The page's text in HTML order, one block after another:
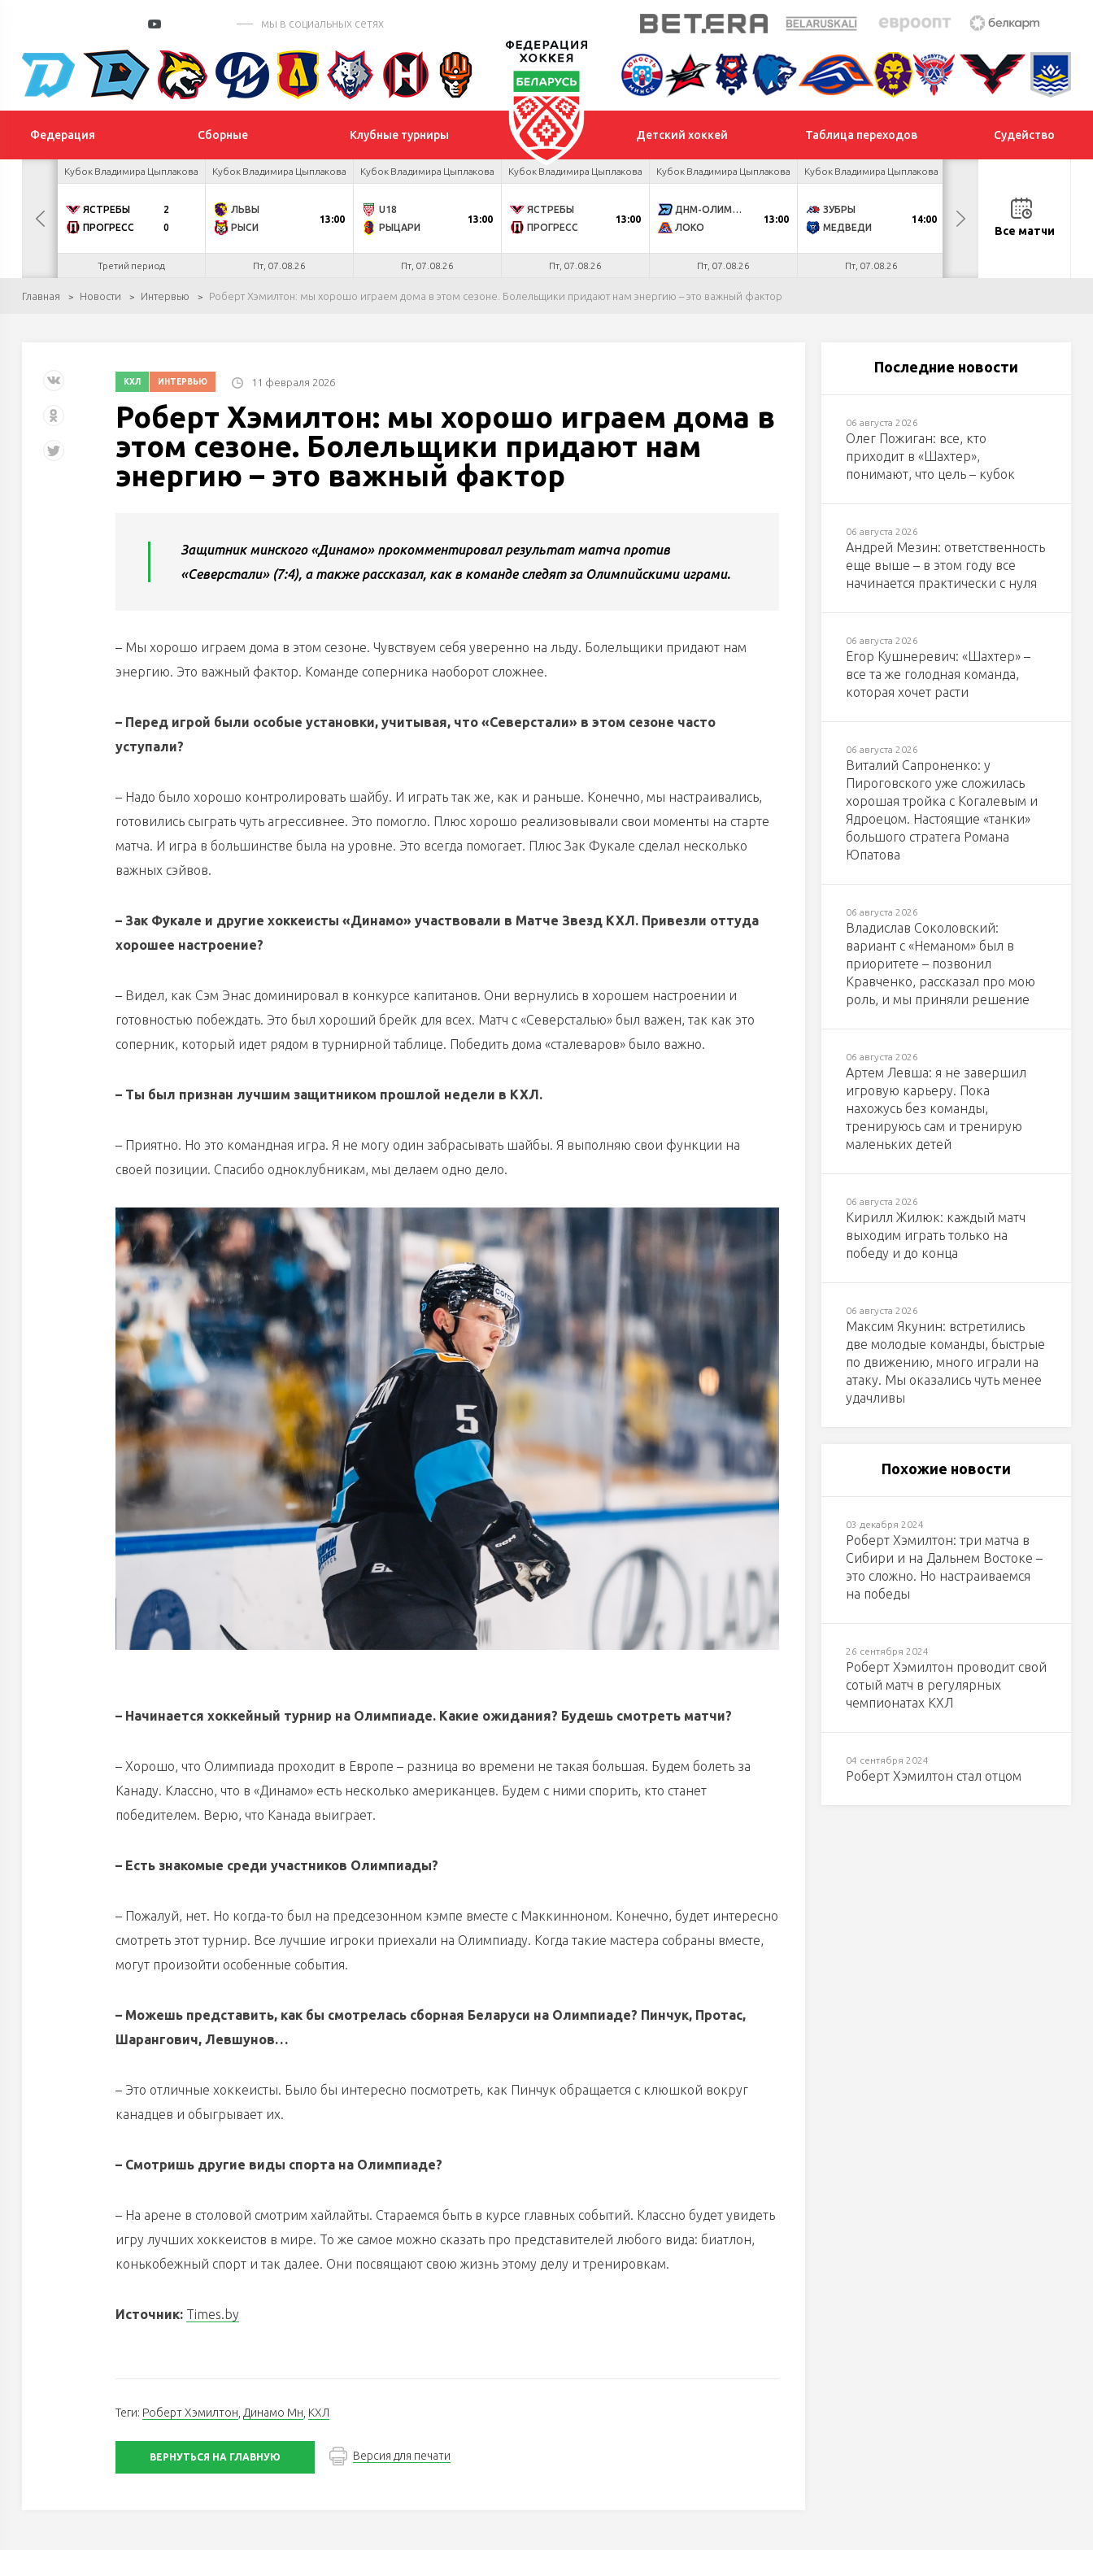
мы в социальных сетях
Федерация Сборные Клубные турниры Детский хоккей Таблица переходов Судейство
БУЛ
Кубок Владимира Цыплакова
ЯСТРЕБЫ
2
ПРОГРЕСС
0
Третий период
Кубок Владимира Цыплакова
ЛЬВЫ
РЫСИ
13:00
Пт, 07.08.26
Кубок Владимира Цыплакова
U18
РЫЦАРИ
13:00
Пт, 07.08.26
Кубок Владимира Цыплакова
ЯСТРЕБЫ
ПРОГРЕСС
13:00
Пт, 07.08.26
Кубок Владимира Цыплакова
ДНМ-ОЛИМПИК
ЛОКО
13:00
Пт, 07.08.26
Кубок Владимира Цыплакова
ЗУБРЫ
МЕДВЕДИ
14:00
Пт, 07.08.26
БЕЛСТАЛЬ
НЕФТЕХИМИК
Все матчи
Главная Новости Интервью Роберт Хэмилтон: мы хорошо играем дома в этом сезоне. Болельщики придают нам энергию – это важный фактор
КХЛ ИНТЕРВЬЮ 11 февраля 2026
Роберт Хэмилтон: мы хорошо играем дома в
этом сезоне. Болельщики придают нам
энергию – это важный фактор
Защитник минского «Динамо» прокомментировал результат матча против
«Северстали» (7:4), а также рассказал, как в команде следят за Олимпийскими играми.
– Мы хорошо играем дома в этом сезоне. Чувствуем себя уверенно на льду. Болельщики придают нам
энергию. Это важный фактор. Команде соперника наоборот сложнее.
– Перед игрой были особые установки, учитывая, что «Северстали» в этом сезоне часто
уступали?
– Надо было хорошо контролировать шайбу. И играть так же, как и раньше. Конечно, мы настраивались,
готовились сыграть чуть агрессивнее. Это помогло. Плюс хорошо реализовывали свои моменты на старте
матча. И игра в большинстве была на уровне. Это всегда помогает. Плюс Зак Фукале сделал несколько
важных сэйвов.
– Зак Фукале и другие хоккеисты «Динамо» участвовали в Матче Звезд КХЛ. Привезли оттуда
хорошее настроение?
– Видел, как Сэм Энас доминировал в конкурсе капитанов. Они вернулись в хорошем настроении и
готовностью побеждать. Это был хороший брейк для всех. Матч с «Северсталью» был важен, так как это
соперник, который идет рядом в турнирной таблице. Победить дома «сталеваров» было важно.
– Ты был признан лучшим защитником прошлой недели в КХЛ.
– Приятно. Но это командная игра. Я не могу один забрасывать шайбы. Я выполняю свои функции на
своей позиции. Спасибо одноклубникам, мы делаем одно дело.
– Начинается хоккейный турнир на Олимпиаде. Какие ожидания? Будешь смотреть матчи?
– Хорошо, что Олимпиада проходит в Европе – разница во времени не такая большая. Будем болеть за
Канаду. Классно, что в «Динамо» есть несколько американцев. Будем с ними спорить, кто станет
победителем. Верю, что Канада выиграет.
– Есть знакомые среди участников Олимпиады?
– Пожалуй, нет. Но когда-то был на предсезонном кэмпе вместе с Маккинноном. Конечно, будет интересно
смотреть этот турнир. Все лучшие игроки приехали на Олимпиаду. Когда такие мастера собраны вместе,
могут произойти особенные события.
– Можешь представить, как бы смотрелась сборная Беларуси на Олимпиаде? Пинчук, Протас,
Шарангович, Левшунов…
– Это отличные хоккеисты. Было бы интересно посмотреть, как Пинчук обращается с клюшкой вокруг
канадцев и обыгрывает их.
– Смотришь другие виды спорта на Олимпиаде?
– На арене в столовой смотрим хайлайты. Стараемся быть в курсе главных событий. Классно будет увидеть
игру лучших хоккеистов в мире. То же самое можно сказать про представителей любого вида: биатлон,
конькобежный спорт и так далее. Они посвящают свою жизнь этому делу и тренировкам.
Источник: Times.by
Теги: Роберт Хэмилтон Динамо Мн КХЛ
ВЕРНУТЬСЯ НА ГЛАВНУЮ Версия для печати
Последние новости
06 августа 2026
Олег Пожиган: все, кто
приходит в «Шахтер»,
понимают, что цель – кубок
06 августа 2026
Андрей Мезин: ответственность
еще выше – в этом году все
начинается практически с нуля
06 августа 2026
Егор Кушнеревич: «Шахтер» –
все та же голодная команда,
которая хочет расти
06 августа 2026
Виталий Сапроненко: у
Пироговского уже сложилась
хорошая тройка с Когалевым и
Ядроецом. Настоящие «танки»
большого стратега Романа
Юпатова
06 августа 2026
Владислав Соколовский:
вариант с «Неманом» был в
приоритете – позвонил
Кравченко, рассказал про мою
роль, и мы приняли решение
06 августа 2026
Артем Левша: я не завершил
игровую карьеру. Пока
нахожусь без команды,
тренируюсь сам и тренирую
маленьких детей
06 августа 2026
Кирилл Жилюк: каждый матч
выходим играть только на
победу и до конца
06 августа 2026
Максим Якунин: встретились
две молодые команды, быстрые
по движению, много играли на
атаку. Мы оказались чуть менее
удачливы
Похожие новости
03 декабря 2024
Роберт Хэмилтон: три матча в
Сибири и на Дальнем Востоке –
это сложно. Но настраиваемся
на победы
26 сентября 2024
Роберт Хэмилтон проводит свой
сотый матч в регулярных
чемпионатах КХЛ
04 сентября 2024
Роберт Хэмилтон стал отцом